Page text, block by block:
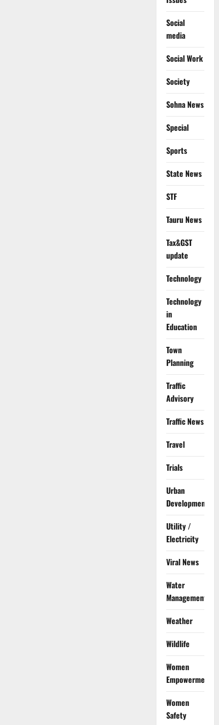
Social
media
Social Work
Society
Sohna News
Special
Sports
State News
STF
Tauru News
Tax&GST
update
Technology
Technology
in
Education
Town
Planning
Traffic
Advisory
Traffic News
Travel
Trials
Urban
Development
Utility /
Electricity
Viral News
Water
Management
Weather
Wildlife
Women
Empowerment
Women
Safety